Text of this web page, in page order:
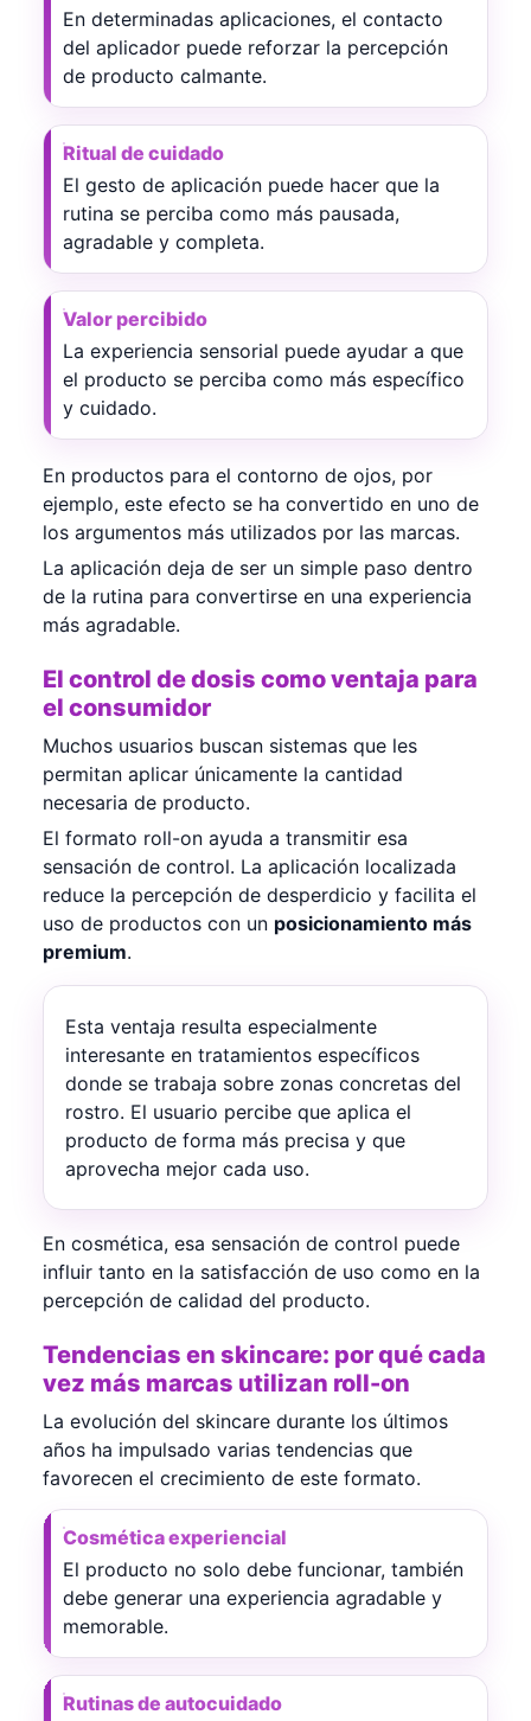
En determinadas aplicaciones, el contacto
del aplicador puede reforzar la percepción
de producto calmante.
Ritual de cuidado
El gesto de aplicación puede hacer que la
rutina se perciba como más pausada,
agradable y completa.
Valor percibido
La experiencia sensorial puede ayudar a que
el producto se perciba como más específico
y cuidado.
En productos para el contorno de ojos, por
ejemplo, este efecto se ha convertido en uno de
los argumentos más utilizados por las marcas.
La aplicación deja de ser un simple paso dentro
de la rutina para convertirse en una experiencia
más agradable.
El control de dosis como ventaja para
el consumidor
Muchos usuarios buscan sistemas que les
permitan aplicar únicamente la cantidad
necesaria de producto.
El formato roll-on ayuda a transmitir esa
sensación de control. La aplicación localizada
reduce la percepción de desperdicio y facilita el
uso de productos con un posicionamiento más
premium.
Esta ventaja resulta especialmente
interesante en tratamientos específicos
donde se trabaja sobre zonas concretas del
rostro. El usuario percibe que aplica el
producto de forma más precisa y que
aprovecha mejor cada uso.
En cosmética, esa sensación de control puede
influir tanto en la satisfacción de uso como en la
percepción de calidad del producto.
Tendencias en skincare: por qué cada
vez más marcas utilizan roll-on
La evolución del skincare durante los últimos
años ha impulsado varias tendencias que
favorecen el crecimiento de este formato.
Cosmética experiencial
El producto no solo debe funcionar, también
debe generar una experiencia agradable y
memorable.
Rutinas de autocuidado